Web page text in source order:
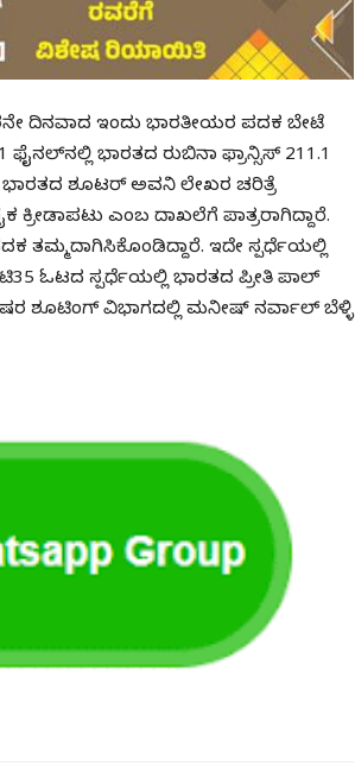
ದಿನವಾದ ಇಂದು ಭಾರತೀಯರ ಪದಕ ಬೇಟೆ
ಭಾರತದ ರುಬಿನಾ ಫ್ರಾನ್ಸಿಸ್ 211.1
ಭಾರತದ ಶೂಟರ್ ಅವನಿ ಲೇಖರ ಚರಿತ್ರೆ
ಕ್ರೀಡಾಪಟು ಎಂಬ ದಾಖಲೆಗೆ ಪಾತ್ರರಾಗಿದ್ದಾರೆ.
ಇದೇ ಸ್ಪರ್ಧೆಯಲ್ಲಿ
ಓಟದ ಸ್ಪರ್ಧೆಯಲ್ಲಿ ಭಾರತದ ಪ್ರೀತಿ ಪಾಲ್​
ಶೂಟಿಂಗ್‌ ವಿಭಾಗದಲ್ಲಿ ಮನೀಷ್ ನರ್ವಾಲ್‌ ಬೆಳ್ಳಿ